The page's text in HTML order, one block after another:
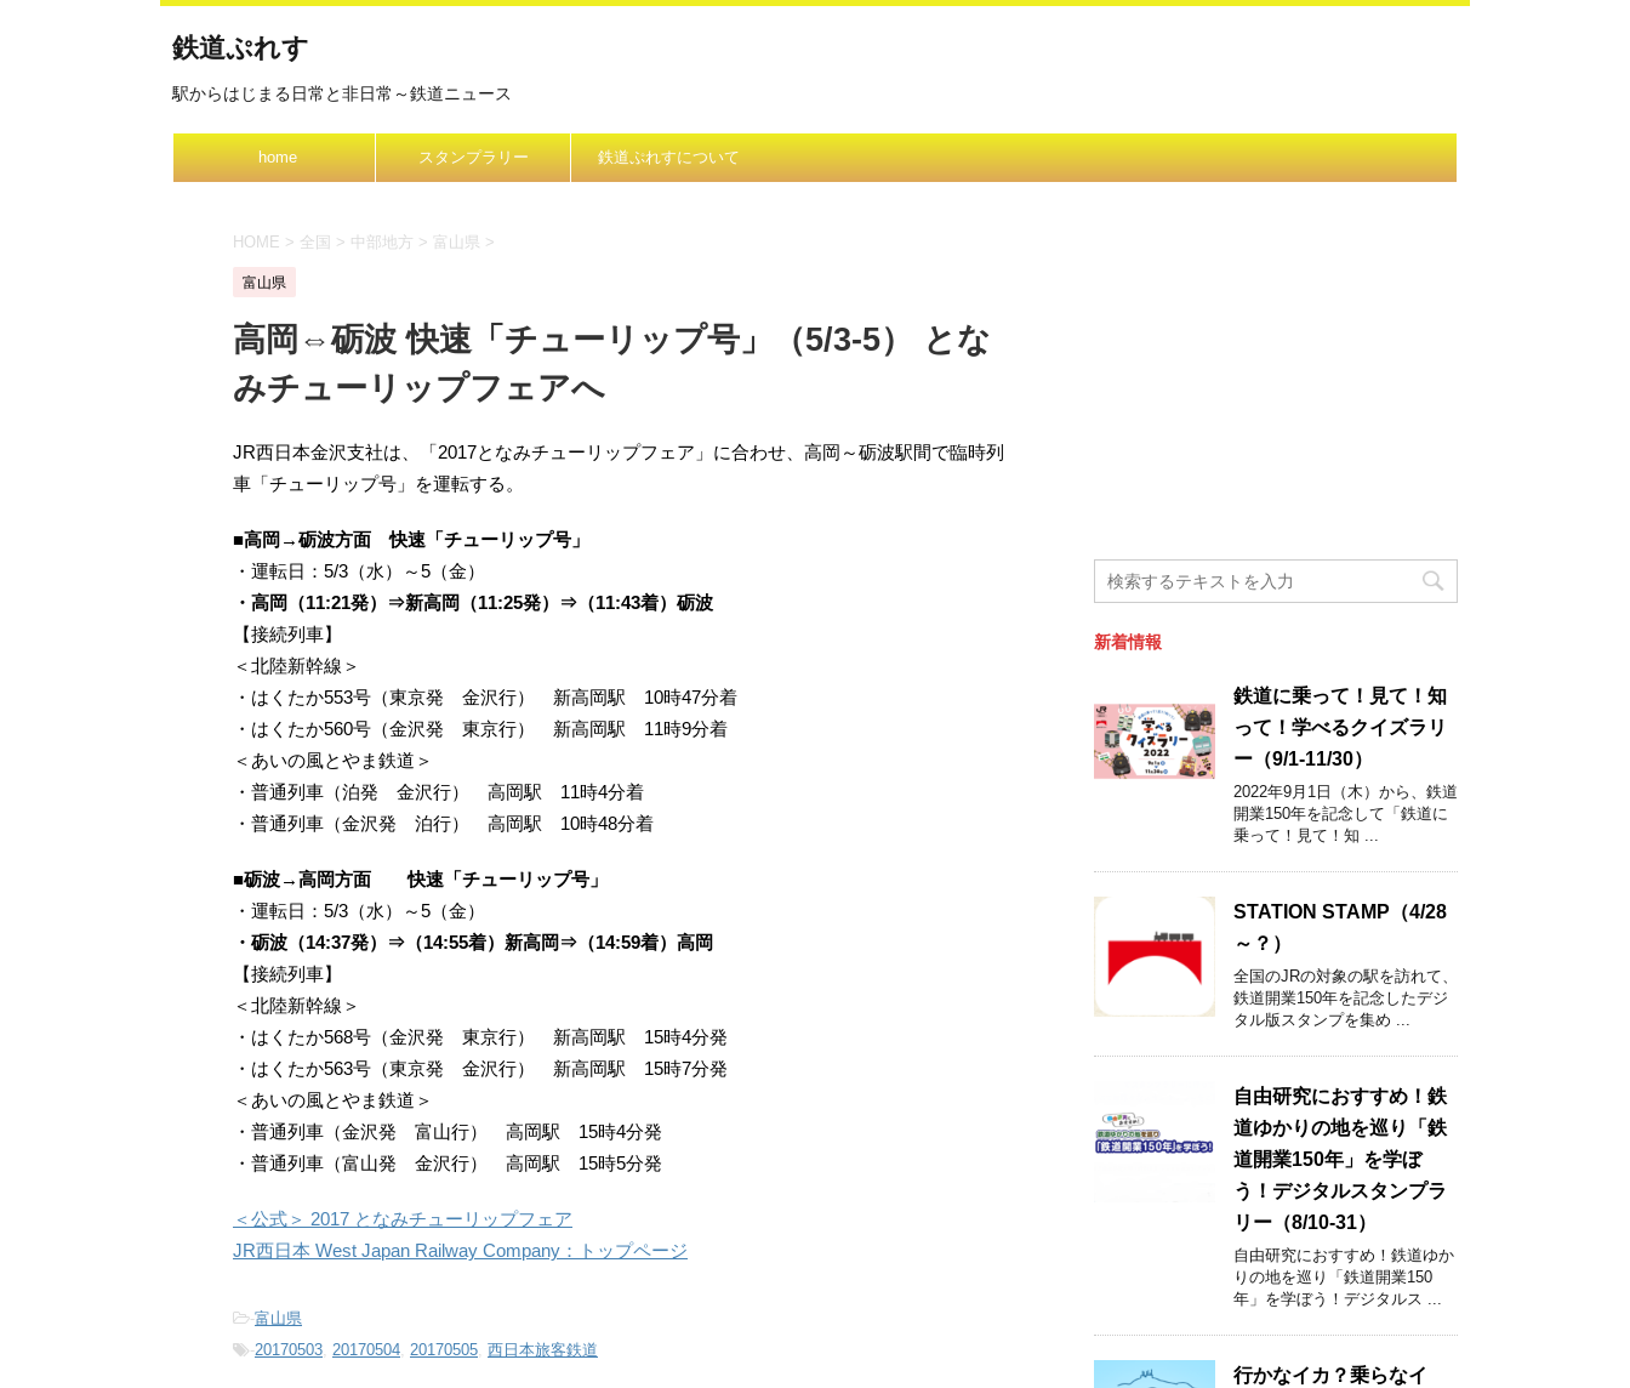
鉄道ぷれす
駅からはじまる日常と非日常～鉄道ニュース
home スタンプラリー 鉄道ぷれすについて
HOME > 全国 > 中部地方 > 富山県 >
富山県
高岡⇔砺波 快速「チューリップ号」（5/3-5） とな
みチューリップフェアへ
JR西日本金沢支社は、「2017となみチューリップフェア」に合わせ、高岡～砺波駅間で臨時列
車「チューリップ号」を運転する。
■高岡→砺波方面 快速「チューリップ号」
・運転日：5/3（水）～5（金）
・高岡（11:21発）⇒新高岡（11:25発）⇒（11:43着）砺波
【接続列車】
＜北陸新幹線＞
・はくたか553号（東京発 金沢行） 新高岡駅 10時47分着
・はくたか560号（金沢発 東京行） 新高岡駅 11時9分着
＜あいの風とやま鉄道＞
・普通列車（泊発 金沢行） 高岡駅 11時4分着
・普通列車（金沢発 泊行） 高岡駅 10時48分着
■砺波→高岡方面 快速「チューリップ号」
・運転日：5/3（水）～5（金）
・砺波（14:37発）⇒（14:55着）新高岡⇒（14:59着）高岡
【接続列車】
＜北陸新幹線＞
・はくたか568号（金沢発 東京行） 新高岡駅 15時4分発
・はくたか563号（東京発 金沢行） 新高岡駅 15時7分発
＜あいの風とやま鉄道＞
・普通列車（金沢発 富山行） 高岡駅 15時4分発
・普通列車（富山発 金沢行） 高岡駅 15時5分発
＜公式＞ 2017 となみチューリップフェア
JR西日本 West Japan Railway Company：トップページ
-富山県
-20170503, 20170504, 20170505, 西日本旅客鉄道
新着情報
鉄道に乗って！見て！知
って！学べるクイズラリ
ー（9/1-11/30）
2022年9月1日（木）から、鉄道
開業150年を記念して「鉄道に
乗って！見て！知 ...
STATION STAMP（4/28
～？）
全国のJRの対象の駅を訪れて、
鉄道開業150年を記念したデジ
タル版スタンプを集め ...
自由研究におすすめ！鉄
道ゆかりの地を巡り「鉄
道開業150年」を学ぼ
う！デジタルスタンプラ
リー（8/10-31）
自由研究におすすめ！鉄道ゆか
りの地を巡り「鉄道開業150
年」を学ぼう！デジタルス ...
行かなイカ？乗らなイ